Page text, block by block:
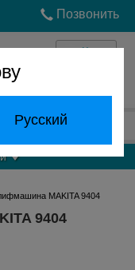
Русский
Позвонить
Войти
24-24
MAKITA 9404
9404